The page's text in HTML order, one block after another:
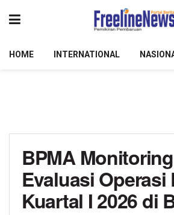
HOME INTERNATIONAL
BPMA
Evaluasi
Kuartal I 2026 di